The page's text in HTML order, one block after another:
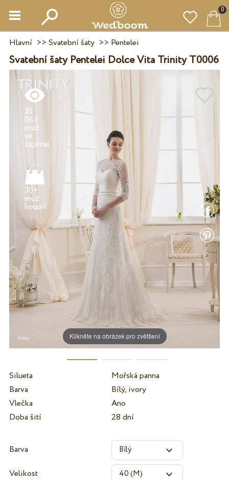
0
Hlavní >> Svatební šaty>> Pentelei
Svatební šaty Pentelei Dolce Vita Trinity T0006
Klikněte na obrázek pro zvětšení
35
063
muž
se
30+
muž
Silueta
Mořská panna
Barva
Bílý, ivory
Vlečka
Ano
Doba šití
28 dní
Barva
Velikost